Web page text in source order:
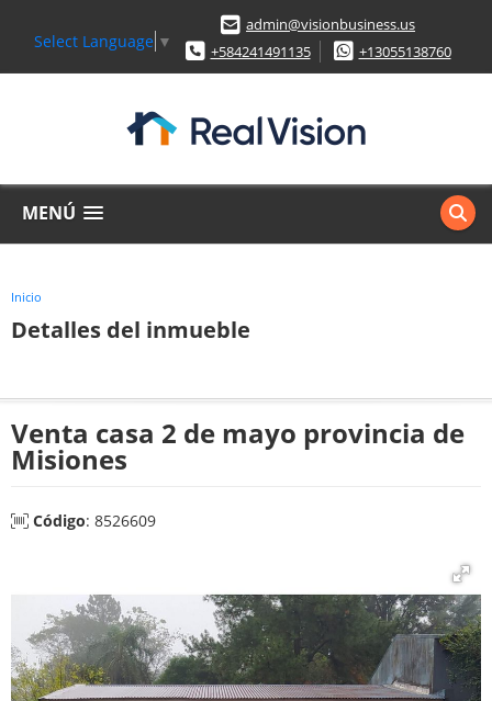
Select Language ▼
admin@visionbusiness.us
+584241491135
+13055138760
MENÚ
Inicio
Detalles del inmueble
Venta casa 2 de mayo provincia de
Misiones
Código: 8526609